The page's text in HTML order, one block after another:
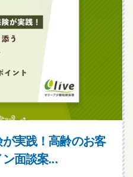
実践！高齢のお客
面談案...